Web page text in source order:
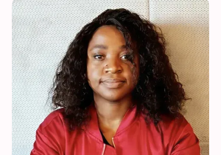
directeur de l'Institut régional de santé publique de la même
université en octobre 2021. Il est également président du comité
de développement de carrière de l'AMMnet et membre du comité
de gouvernance.